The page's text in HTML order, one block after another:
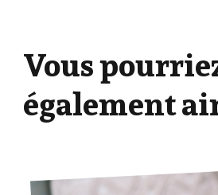
Vous
également